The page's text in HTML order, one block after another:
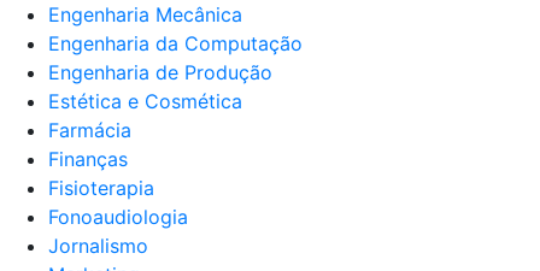
Engenharia Mecânica
Engenharia da Computação
Engenharia de Produção
Estética e Cosmética
Farmácia
Finanças
Fisioterapia
Fonoaudiologia
Jornalismo